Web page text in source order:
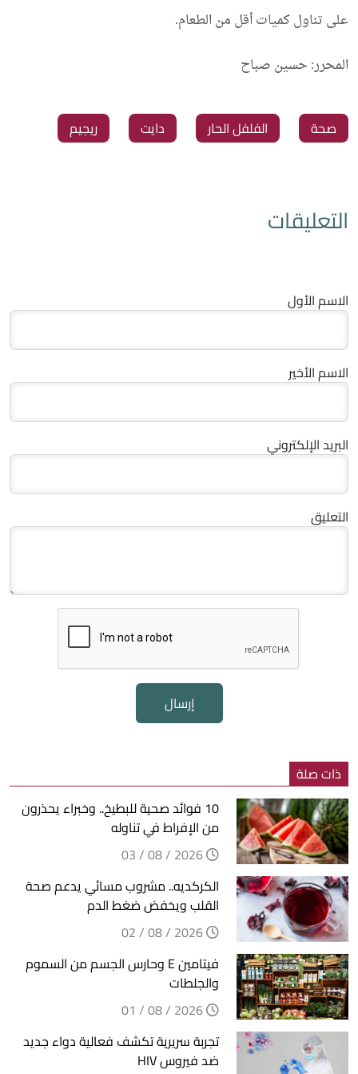
على تناول كميات أقل من الطعام.
المحرر: حسين صباح
صحة الفلفل الحار دايت ريجيم
التعليقات
الاسم الأول
الاسم الأخير
البريد الإلكتروني
التعليق
إرسال
ذات صلة
10 فوائد صحية للبطيخ.. وخبراء يحذرون
من الإفراط في تناوله
الكركديه.. مشروب مسائي يدعم صحة
القلب ويخفض ضغط الدم
فيتامين E وحارس الجسم من السموم
والجلطات
تجربة سريرية تكشف فعالية دواء جديد
ضد فيروس HIV